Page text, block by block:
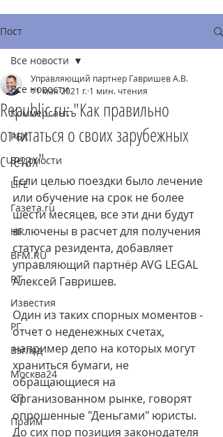
Пост
Все новости
Коммерсантъ
РБК
Ведомости
LIFE
Газета.ru
НГ
BFM.RU
RT
Известия
РГ
Взгляд
Москва24
СП
Прайм
Все новости
Republic.ru: "Как правильно
отчитаться о своих зарубежных
счетах"
Управляющий партнер Гавришев А.В.
11 мая 2021 г. 1 мин. чтения
Если целью поездки было лечение
или обучение на срок не более
шести месяцев, все эти дни будут
включены в расчет для получения
статуса резидента, добавляет
управляющий партнёр AVG LEGAL
Алексей Гавришев.
Один из таких спорных моментов -
отчет о неденежных счетах,
например депо на которых могут
храниться бумаги, не
обращающиеся на
организованном рынке, говорят
опрошенные "Деньгами" юристы.
До сих пор позиция законодателя